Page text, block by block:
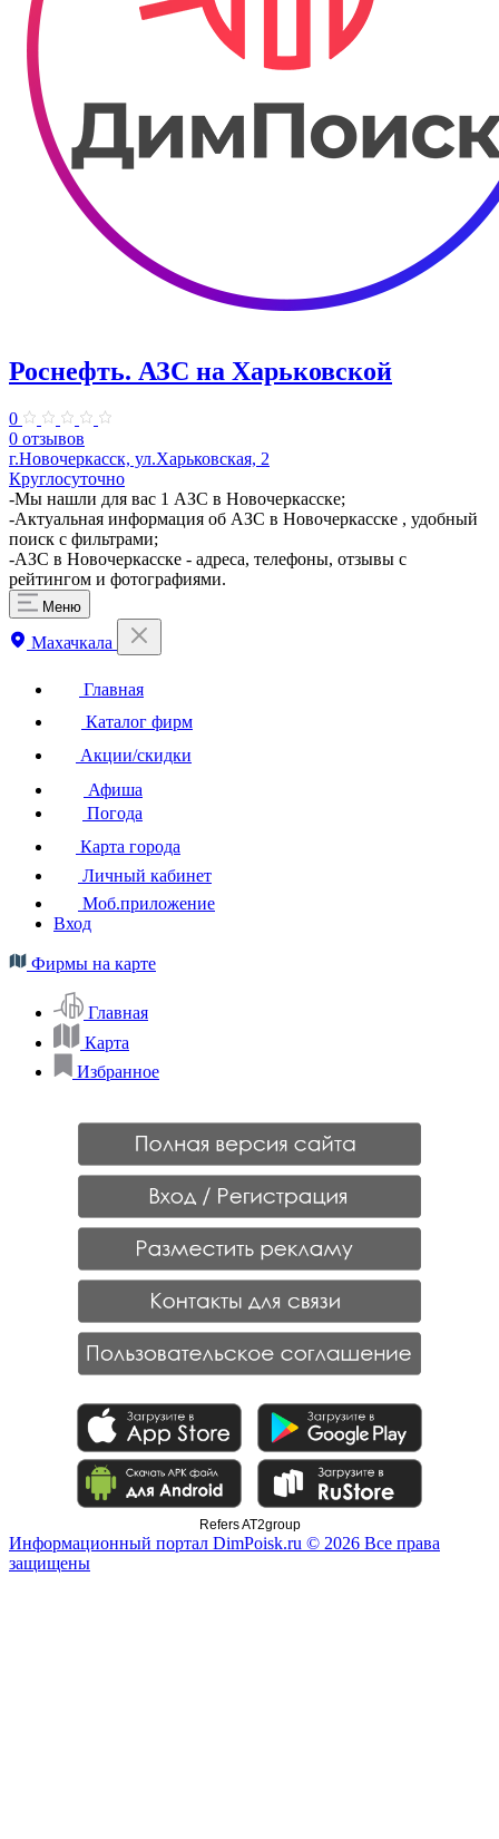
Роснефть. АЗС на Харьковской
0
0 отзывов
г.Новочеркасск, ул.Харьковская, 2
Круглосуточно
-Мы нашли для вас 1 АЗС в Новочеркасске;
-Актуальная информация об АЗС в Новочеркасске , удобный
поиск с фильтрами;
-АЗС в Новочеркасске - адреса, телефоны, отзывы с
рейтингом и фотографиями.
Меню
Махачкала
Главная
Каталог фирм
Акции/скидки
Афиша
Погода
Карта города
Личный кабинет
Моб.приложение
Вход
Фирмы на карте
Главная
Карта
Избранное
Refers AT2group
Информационный портал DimPoisk.ru © 2026 Все права
защищены